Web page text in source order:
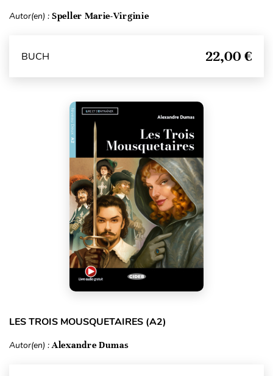
Autor(en) : Speller Marie-Virginie
BUCH 22,00 €
LES TROIS MOUSQUETAIRES (A2)
Autor(en) :Alexandre Dumas